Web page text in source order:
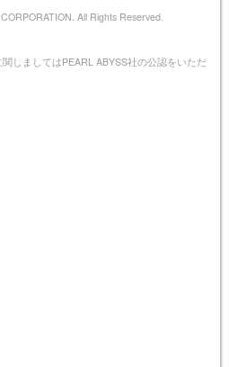
All Rights Reserved.
しましてはPEARL ABYSS社の公認をいただ